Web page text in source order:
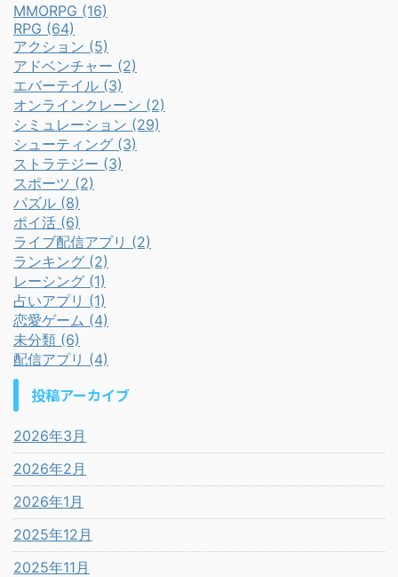
MMORPG (16)
RPG (64)
アクション (5)
アドベンチャー (2)
エバーテイル (3)
オンラインクレーン (2)
シミュレーション (29)
シューティング (3)
ストラテジー (3)
スポーツ (2)
パズル (8)
ポイ活 (6)
ライブ配信アプリ (2)
ランキング (2)
レーシング (1)
占いアプリ (1)
恋愛ゲーム (4)
未分類 (6)
配信アプリ (4)
投稿アーカイブ
2026年3月
2026年2月
2026年1月
2025年12月
2025年11月